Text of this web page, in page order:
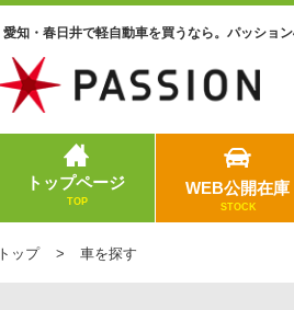
愛知・春日井で軽自動車を買うなら。パッショ
トップページ
TOP
WEB公開在庫
STOCK
トップ 車を探す